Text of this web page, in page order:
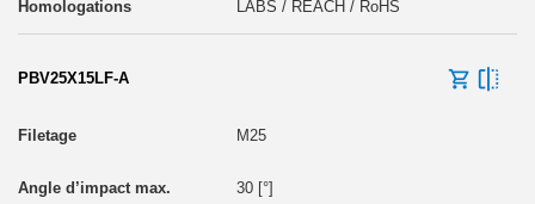
LABS / REACH / RoHS
PBV25X15LF-A
M25
30 [°]